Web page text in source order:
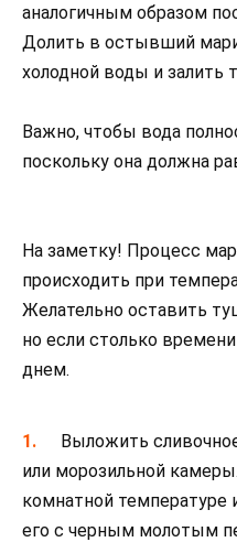
аналогичным образом
Долить в остывший
холодной воды и залить
Важно, чтобы вода
поскольку она должна
На заметку! Процесс
происходить при
Желательно оставить
но если столько
днем.
Выложить
или морозильной
комнатной
его с черным молотым